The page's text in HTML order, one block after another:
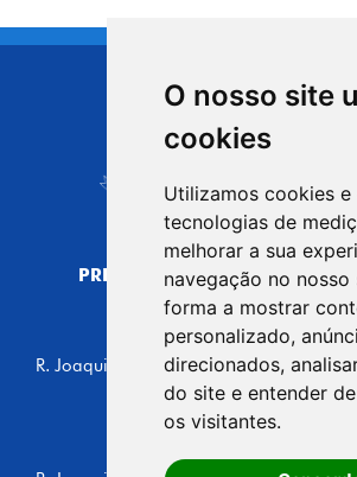
O nosso site
cookies
Utilizamos cookies e
tecnologias de
melhorar a sua
navegação no nosso
forma a mostrar
personalizado,
direcionados,
do site e entender
os visitantes.
CIDADE DE
PREFEITURA MUNICIPAL DE
CNPJ: 44.892.693/
CENTRO
R. Joaquim das Neves, 211 - Vila
CEP: 06310-030, Brasil
Telefone: 4164-5500
GABINETE DO